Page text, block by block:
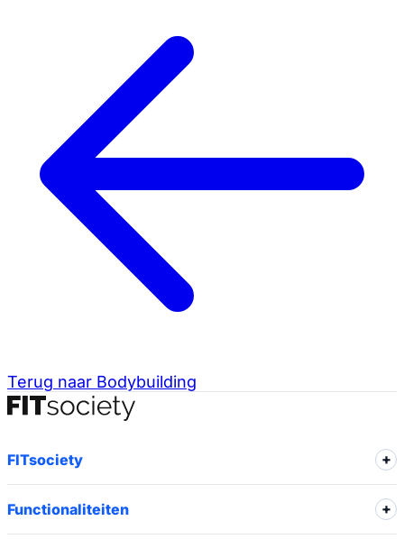
Terug naar Bodybuilding
FITsociety
Functionaliteiten